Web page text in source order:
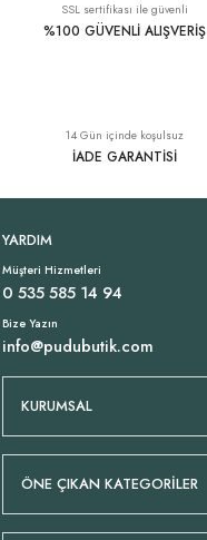
749,00 TL
Tükendi
1.699,00 TL
SSL sertifikası ile güvenli
%100 GÜVENLİ ALIŞVERİŞ
14 Gün içinde koşulsuz
İADE GARANTİSİ
YARDIM
Müşteri Hizmetleri
0 535 585 14 94
Bize Yazın
info@pudubutik.com
KURUMSAL
ÖNE ÇIKAN KATEGORİLER